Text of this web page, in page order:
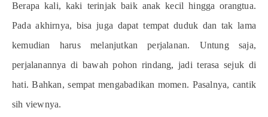
Berapa kali, kaki terinjak baik anak kecil hingga orangtua.
Pada akhirnya, bisa juga dapat tempat duduk dan tak lama
kemudian harus melanjutkan perjalanan. Untung saja,
perjalanannya di bawah pohon rindang, jadi terasa sejuk di
hati. Bahkan, sempat mengabadikan momen. Pasalnya, cantik
sih viewnya.